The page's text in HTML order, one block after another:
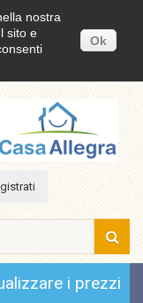
nostra
sito e
Ok
i prezzi